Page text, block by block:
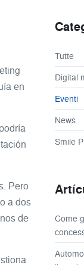
en
Pero
a dos
de
Tutte
Digital
Eventi
News
Smile
Come